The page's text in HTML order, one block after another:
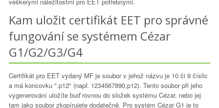
Kam uložit certifikát EET pro správné
fungování se systémem Cézar
G1/G2/G3/G4
Certifikát pro EET vydaný MF je soubor v jehož názvu je 10 či 9 číslic
a má koncovku ".p12" (např. 1234567890.p12). Tento soubor při jeho
vygenerování uložíte buď rovnou do složek systému Cézar, nebo jej
tam jako soubor zkopírujete dodatečně. Pro systém Cézar G1 je to